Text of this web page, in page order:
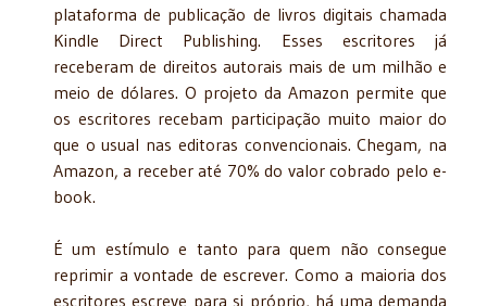
plataforma de publicação de livros digitais chamada
Kindle Direct Publishing. Esses escritores já
receberam de direitos autorais mais de um milhão e
meio de dólares. O projeto da Amazon permite que
os escritores recebam participação muito maior do
que o usual nas editoras convencionais. Chegam, na
Amazon, a receber até 70% do valor cobrado pelo e-
book.
É um estímulo e tanto para quem não consegue
reprimir a vontade de escrever. Como a maioria dos
escritores escreve para si próprio, há uma demanda